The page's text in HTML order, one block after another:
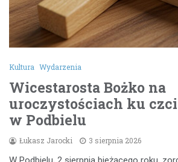
Kultura Wydarzenia
Wicestarosta Bożko na
uroczystościach ku
w Podbielu
Łukasz Jarocki 3 sierpnia 2026